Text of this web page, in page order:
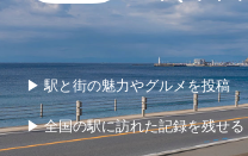
▶ 駅と街の魅力やグルメを投稿
▶ 全国の駅に訪れた記録を残せる